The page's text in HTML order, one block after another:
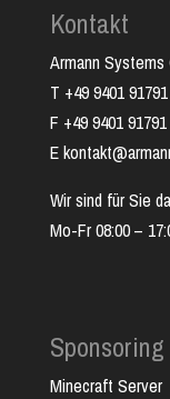
Kontakt
Armann Systems
T +49 9401
F +49 9401 91791
E
Wir sind für Sie
Mo-Fr 08:00 –
Sponsoring
Minecraft Server